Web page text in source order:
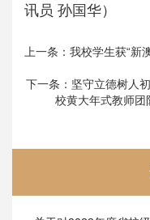
讯员 孙国华）
上一条： 我校学生获“新
下一条： 坚守立德树人
校黄大年式教师团